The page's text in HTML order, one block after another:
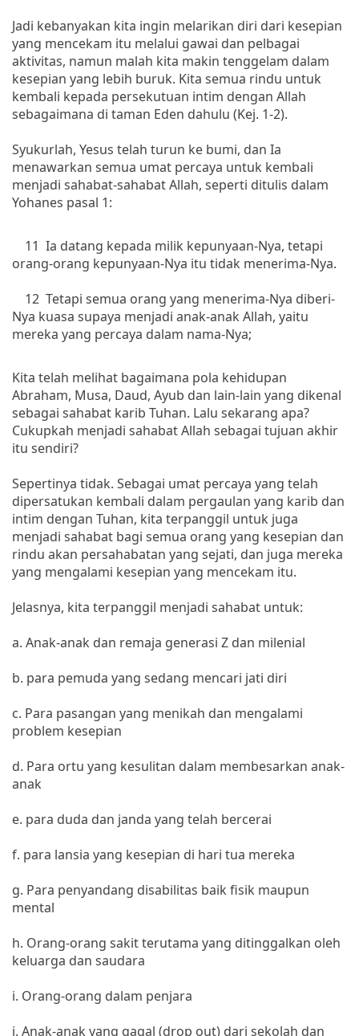
Jadi kebanyakan kita ingin melarikan diri dari kesepian
yang mencekam itu melalui gawai dan pelbagai
aktivitas, namun malah kita makin tenggelam dalam
kesepian yang lebih buruk. Kita semua rindu untuk
kembali kepada persekutuan intim dengan Allah
sebagaimana di taman Eden dahulu (Kej. 1-2).
Syukurlah, Yesus telah turun ke bumi, dan Ia
menawarkan semua umat percaya untuk kembali
menjadi sahabat-sahabat Allah, seperti ditulis dalam
Yohanes pasal 1:
11 Ia datang kepada milik kepunyaan-Nya, tetapi
orang-orang kepunyaan-Nya itu tidak menerima-Nya.
12 Tetapi semua orang yang menerima-Nya diberi-
Nya kuasa supaya menjadi anak-anak Allah, yaitu
mereka yang percaya dalam nama-Nya;
Kita telah melihat bagaimana pola kehidupan
Abraham, Musa, Daud, Ayub dan lain-lain yang dikenal
sebagai sahabat karib Tuhan. Lalu sekarang apa?
Cukupkah menjadi sahabat Allah sebagai tujuan akhir
itu sendiri?
Sepertinya tidak. Sebagai umat percaya yang telah
dipersatukan kembali dalam pergaulan yang karib dan
intim dengan Tuhan, kita terpanggil untuk juga
menjadi sahabat bagi semua orang yang kesepian dan
rindu akan persahabatan yang sejati, dan juga mereka
yang mengalami kesepian yang mencekam itu.
Jelasnya, kita terpanggil menjadi sahabat untuk:
a. Anak-anak dan remaja generasi Z dan milenial
b. para pemuda yang sedang mencari jati diri
c. Para pasangan yang menikah dan mengalami
problem kesepian
d. Para ortu yang kesulitan dalam membesarkan anak-
anak
e. para duda dan janda yang telah bercerai
f. para lansia yang kesepian di hari tua mereka
g. Para penyandang disabilitas baik fisik maupun
mental
h. Orang-orang sakit terutama yang ditinggalkan oleh
keluarga dan saudara
i. Orang-orang dalam penjara
j. Anak-anak yang gagal (drop out) dari sekolah dan